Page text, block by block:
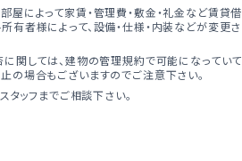
屋によって家賃・管理費・敷金・礼金など賃貸借
有者様によって、設備・仕様・内装などが変更さ
関しては、建物の管理規約で可能になっていて
の場合もございますのでご注意下さい。
タッフまでご相談下さい。